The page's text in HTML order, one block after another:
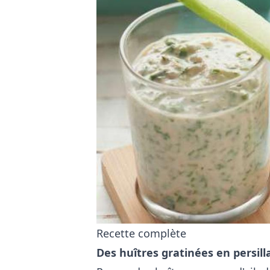
Recette complète
Des huîtres gratinées en